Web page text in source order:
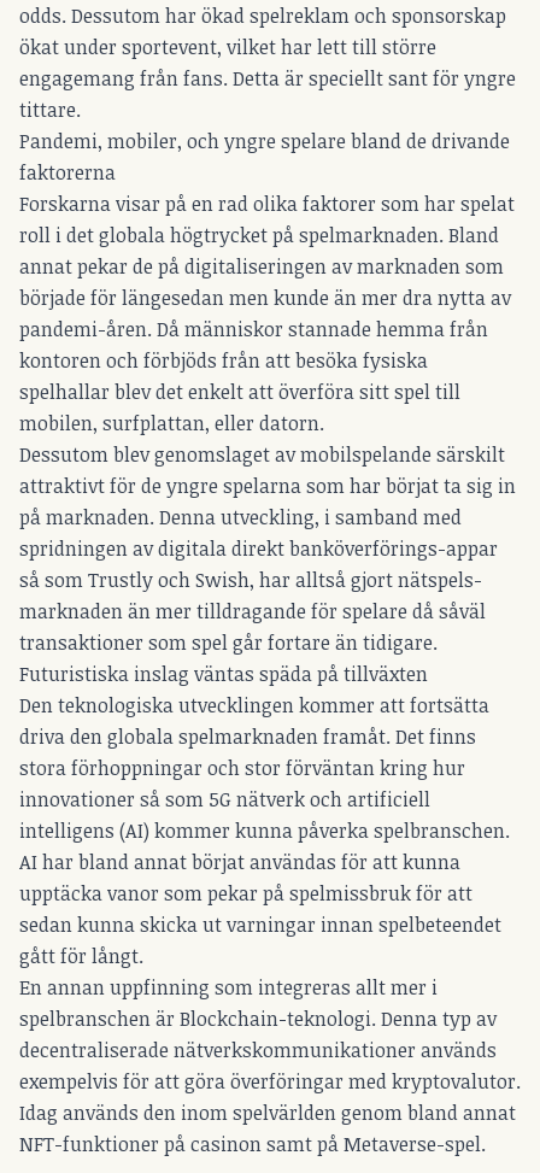
odds. Dessutom har ökad spelreklam och sponsorskap
ökat under sportevent, vilket har lett till större
engagemang från fans. Detta är speciellt sant för yngre
tittare.
Pandemi, mobiler, och yngre spelare bland de drivande
faktorerna
Forskarna visar på en rad olika faktorer som har spelat
roll i det globala högtrycket på spelmarknaden. Bland
annat pekar de på digitaliseringen av marknaden som
började för längesedan men kunde än mer dra nytta av
pandemi-åren. Då människor stannade hemma från
kontoren och förbjöds från att besöka fysiska
spelhallar blev det enkelt att överföra sitt spel till
mobilen, surfplattan, eller datorn.
Dessutom blev genomslaget av mobilspelande särskilt
attraktivt för de yngre spelarna som har börjat ta sig in
på marknaden. Denna utveckling, i samband med
spridningen av digitala direkt banköverförings-appar
så som Trustly och Swish, har alltså gjort nätspels-
marknaden än mer tilldragande för spelare då såväl
transaktioner som spel går fortare än tidigare.
Futuristiska inslag väntas späda på tillväxten
Den teknologiska utvecklingen kommer att fortsätta
driva den globala spelmarknaden framåt. Det finns
stora förhoppningar och stor förväntan kring hur
innovationer så som 5G nätverk och artificiell
intelligens (AI) kommer kunna påverka spelbranschen.
AI har bland annat börjat användas för att kunna
upptäcka vanor som pekar på spelmissbrukför att
sedan kunna skicka ut varningar innan spelbeteendet
gått för långt.
En annan uppfinning som integreras allt mer i
spelbranschen är Blockchain-teknologi. Denna typ av
decentraliserade nätverkskommunikationer används
exempelvis för att göra överföringar med kryptovalutor.
Idag används den inom spelvärlden genom bland annat
NFT-funktioner på casinon samt på Metaverse-spel.